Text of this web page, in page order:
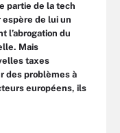
partie de la tech
de lui un
l’abrogation du
Mais
taxes
des problèmes à
européens, ils